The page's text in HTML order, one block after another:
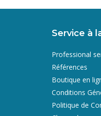
Service à
Professional
Références
Boutique en
Conditions
Politique de